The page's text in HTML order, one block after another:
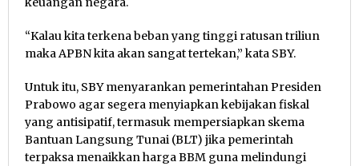
“Kalau kita terkena beban yang tinggi ratusan triliun
maka APBN kita akan sangat tertekan,” kata SBY.
Untuk itu, SBY menyarankan pemerintahan Presiden
Prabowo agar segera menyiapkan kebijakan fiskal
yang antisipatif, termasuk mempersiapkan skema
Bantuan Langsung Tunai (BLT) jika pemerintah
terpaksa menaikkan harga BBM guna melindungi